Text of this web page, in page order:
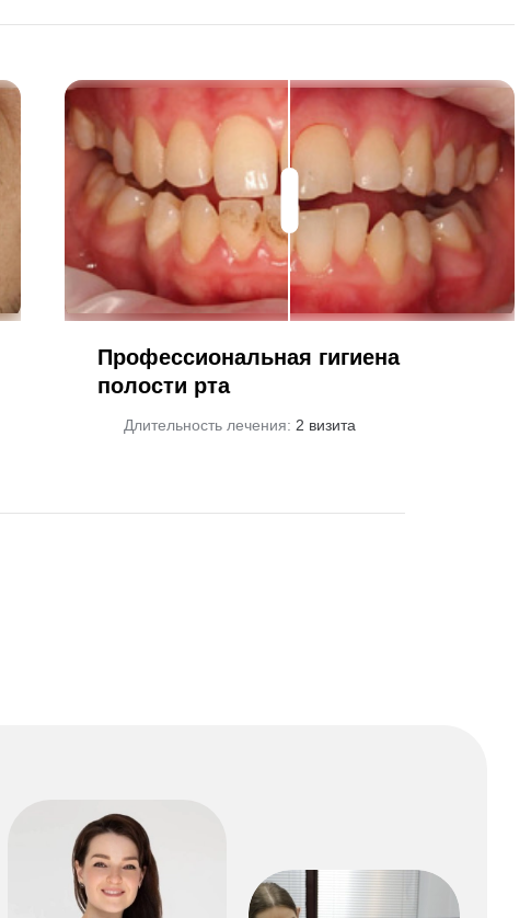
Профессиональная гигиена
полости рта
Длительность лечения: 2 визита